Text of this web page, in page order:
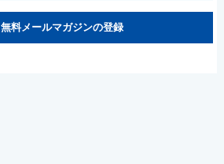
無料メールマガジンの登録